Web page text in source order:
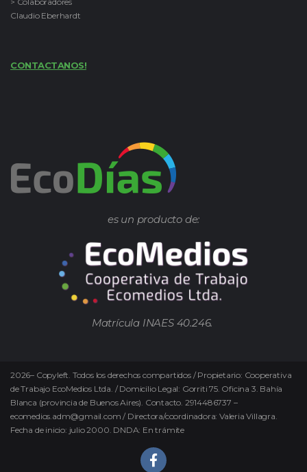
Claudio Eberhardt
CONTACTANOS!
es un producto de:
Matrícula INAES 40.246.
2026– Copyleft. Todos los derechos compartidos / Propietario: Cooperativa
de Trabajo EcoMedios Ltda. / Domicilio Legal: Gorriti 75. Oficina 3. Bahía
Blanca (provincia de Buenos Aires). Contacto. 2914486737 –
ecomedios.adm@gmail.com / Directora/coordinadora: Valeria Villagra.
Fecha de inicio: julio 2000. DNDA: En trámite